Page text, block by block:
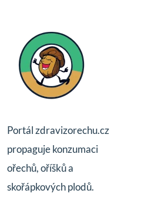
Portál zdravizorechu.cz
propaguje konzumaci
ořechů, oříšků a
skořápkových plodů.